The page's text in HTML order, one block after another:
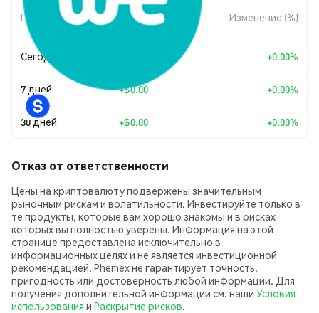
Период
Изменение
суммы
Изменение (%)
Сегодня +0.00%
7 дней +$0.00 +0.00%
30 дней +$0.00 +0.00%
Отказ от ответственности
Цены на криптовалюту подвержены значительным
рыночным рискам и волатильности. Инвестируйте только в
те продукты, которые вам хорошо знакомы и в рисках
которых вы полностью уверены. Информация на этой
странице предоставлена исключительно в
информационных целях и не является инвестиционной
рекомендацией. Phemex не гарантирует точность,
пригодность или достоверность любой информации. Для
получения дополнительной информации см. наши Условия
использования и Раскрытие рисков.